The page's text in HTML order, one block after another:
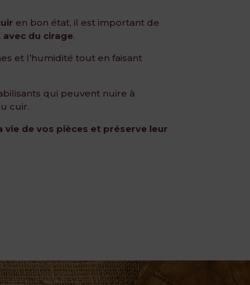
en bon état, il est important de
du cirage.
et l’humidité tout en faisant
qui peuvent nuire à
cuir.
vie de vos pièces et préserve leur